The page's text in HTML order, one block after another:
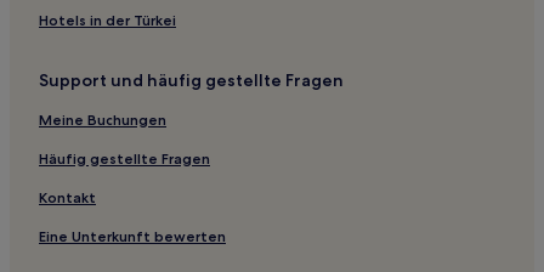
Familien in Zentrum
Hotels mit Parkplatz in Bornheim
Hotels mit Parkplatz in Lindlar
Haustierfreundliche in Nordrhein-Westfalen
Hotels mit Pool in Nordrhein-Westfalen
Lgbtqia-Freundliche in Nordrhein-Westfalen
Hotels in der Türkei
Support und häufig gestellte Fragen
Meine Buchungen
Häufig gestellte Fragen
Kontakt
Eine Unterkunft bewerten